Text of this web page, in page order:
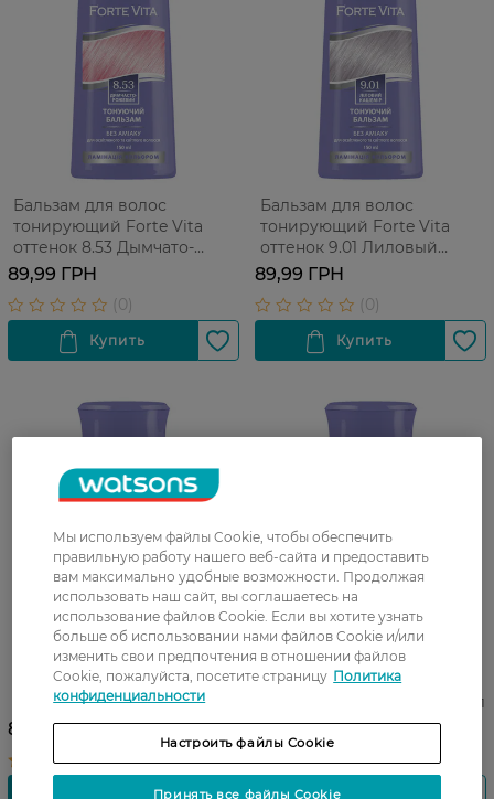
Бальзам для волос
тонирующий Forte Vita
оттенок 8.53 Дымчато-
розовый 150 мл
89,99 ГРН
Бальзам для волос
тонирующий Forte Vita
оттенок 9.01 Лиловый
кашемир 150 мл
89,99 ГРН
Бальзам для волос
тонирующий Forte Vita
оттенок 8.66 Лавандовый
150 мл
89,99 ГРН
Бальзам для волос
тонирующий Forte Vita
оттенок 4.0 Шоколад 150 мл
89,99 ГРН
Мы используем файлы Cookie, чтобы обеспечить
правильную работу нашего веб-сайта и предоставить
вам максимально удобные возможности. Продолжая
использовать наш сайт, вы соглашаетесь на
использование файлов Cookie. Если вы хотите узнать
больше об использовании нами файлов Cookie и/или
изменить свои предпочтения в отношении файлов
Cookie, пожалуйста, посетите страницу Политика
конфиденциальности
Настроить файлы Cookie
Принять все файлы Cookie